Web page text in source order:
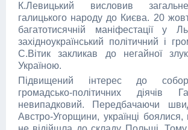
К.Левицький висловив
галицького народу до Києва. 20
багатотисячній маніфестації у
західноукраїнський політичний і
С.Вітик закликав до негайної
Україною.
Підвищений інтерес до
громадсько-політичних діячів
невипадковий. Передбачаючи
Австро-Угорщини, українці